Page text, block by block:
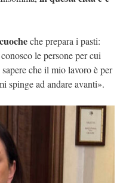
che prepara i pasti:
le persone per cui
che il mio lavoro è per
spinge ad andare avanti».